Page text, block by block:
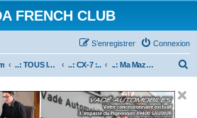
FRENCH CLUB
Connexion
S’enregistrer
..: TOUS les Véhicules MAZDA :.. ..: CX-7 :.. ..: Ma Mazda CX-7 :..